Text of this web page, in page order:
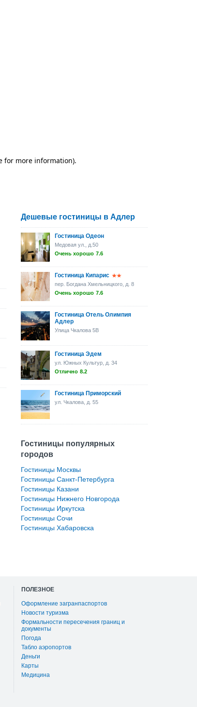
Дешевые гостиницы в Адлер
Гостиница Одеон
Медовая ул., д.50
Очень хорошо 7.6
Гостиница Кипарис
пер. Богдана Хмельницкого, д. 8
Очень хорошо 7.6
Гостиница Отель Олимпия
Адлер
Улица Чкалова 5B
Гостиница Эдем
ул. Южных Культур, д. 34
Отлично 8.2
Гостиница Приморский
ул. Чкалова, д. 55
Гостиницы популярных
городов
Гостиницы Москвы
Гостиницы Санкт-Петербурга
Гостиницы Казани
Гостиницы Нижнего Новгорода
Гостиницы Иркутска
Гостиницы Сочи
Гостиницы Хабаровска
ПОЛЕЗНОЕ
Оформление загранпаспортов
Новости туризма
Формальности пересечения границ и
документы
Погода
Табло аэропортов
Деньги
Карты
Медицина